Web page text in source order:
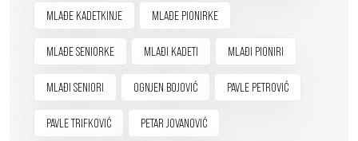
MLAĐE KADETKINJE MLAĐE PIONIRKE
MLAĐE SENIORKE MLAĐI KADETI MLAĐI PIONIRI
MLAĐI SENIORI OGNJEN BOJOVIĆ PAVLE PETROVIĆ
PAVLE TRIFKOVIĆ PETAR JOVANOVIĆ